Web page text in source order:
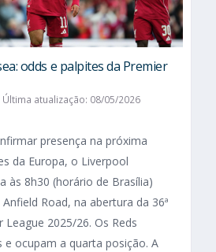
odds e palpites da Premier
Última atualização: 08/05/2026
presença na próxima
da Europa, o Liverpool
às 8h30 (horário de Brasília)
Road, na abertura da 36ª
2025/26. Os Reds
ocupam a quarta posição. A